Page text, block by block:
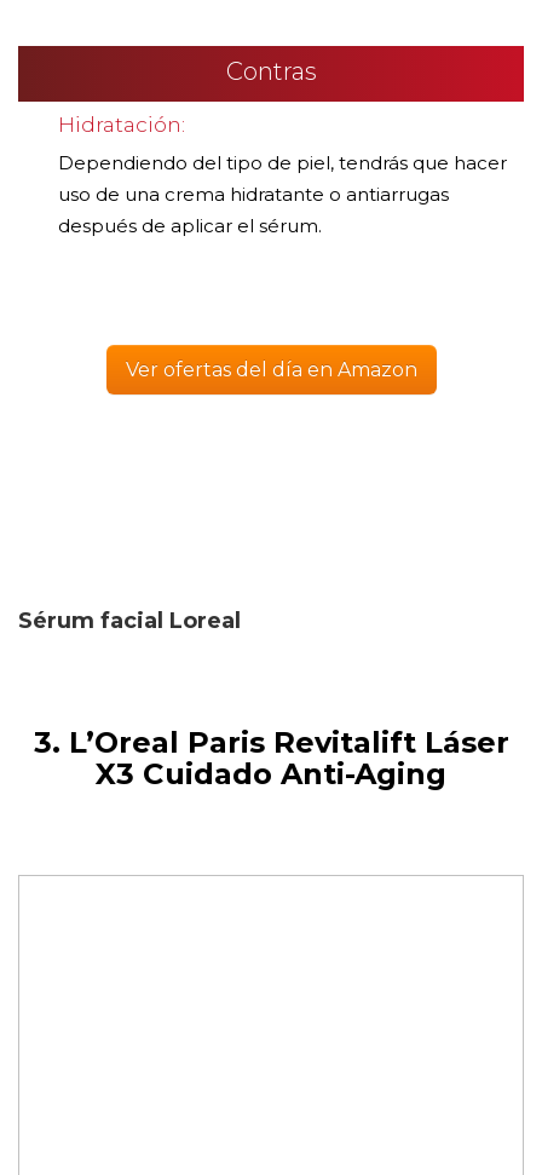
Contras
Hidratación:
Dependiendo del tipo de piel, tendrás que hacer
uso de una crema hidratante o antiarrugas
después de aplicar el sérum.
Ver ofertas del día en Amazon
Sérum facial Loreal
3. L’Oreal Paris Revitalift Láser
X3 Cuidado Anti-Aging